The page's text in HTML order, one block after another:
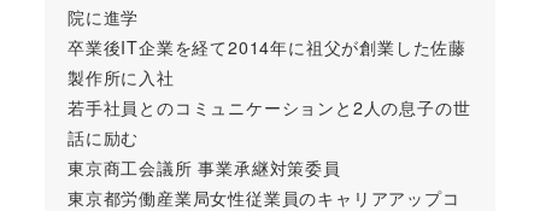
院に進学
卒業後IT企業を経て2014年に祖父が創業した佐藤
製作所に入社
若手社員とのコミュニケーションと2人の息子の世
話に励む
東京商工会議所 事業承継対策委員
東京都労働産業局女性従業員のキャリアアップコ